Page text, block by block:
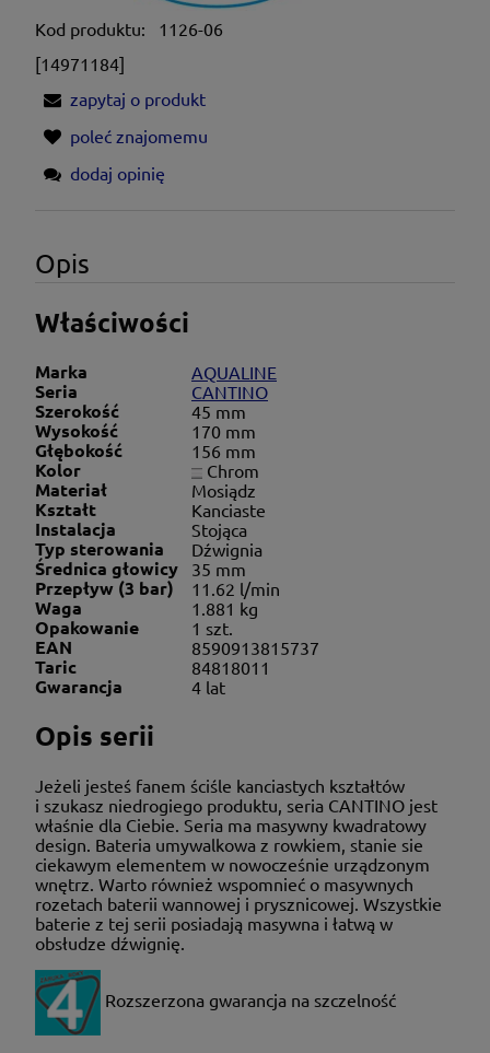
Kod produktu:
1126-06
[14971184]
zapytaj o produkt
poleć znajomemu
dodaj opinię
Opis
Właściwości
Marka AQUALINE
Seria CANTINO
Szerokość 45 mm
Wysokość 170 mm
Głębokość 156 mm
Kolor Chrom
Materiał Mosiądz
Kształt Kanciaste
Instalacja Stojąca
Typ sterowania Dźwignia
Średnica głowicy 35 mm
Przepływ (3 bar) 11.62 l/min
Waga 1.881 kg
Opakowanie 1 szt.
EAN 8590913815737
Taric 84818011
Gwarancja 4 lat
Opis serii
Jeżeli jesteś fanem ściśle kanciastych kształtów
i szukasz niedrogiego produktu, seria CANTINO jest
właśnie dla Ciebie. Seria ma masywny kwadratowy
design. Bateria umywalkowa z rowkiem, stanie sie
ciekawym elementem w nowocześnie urządzonym
wnętrz. Warto również wspomnieć o masywnych
rozetach baterii wannowej i prysznicowej. Wszystkie
baterie z tej serii posiadają masywna i łatwą w
obsłudze dźwignię.
Rozszerzona gwarancja na szczelność